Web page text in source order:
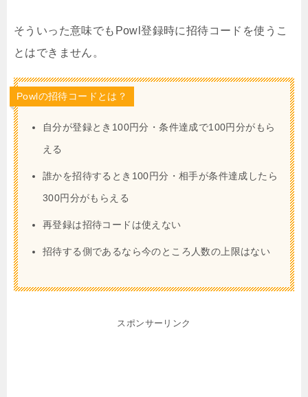
そういった意味でもPowl登録時に招待コードを使うこ
とはできません。
Powlの招待コードとは？
自分が登録とき100円分・条件達成で100円分がもら
える
誰かを招待するとき100円分・相手が条件達成したら
300円分がもらえる
再登録は招待コードは使えない
招待する側であるなら今のところ人数の上限はない
スポンサーリンク